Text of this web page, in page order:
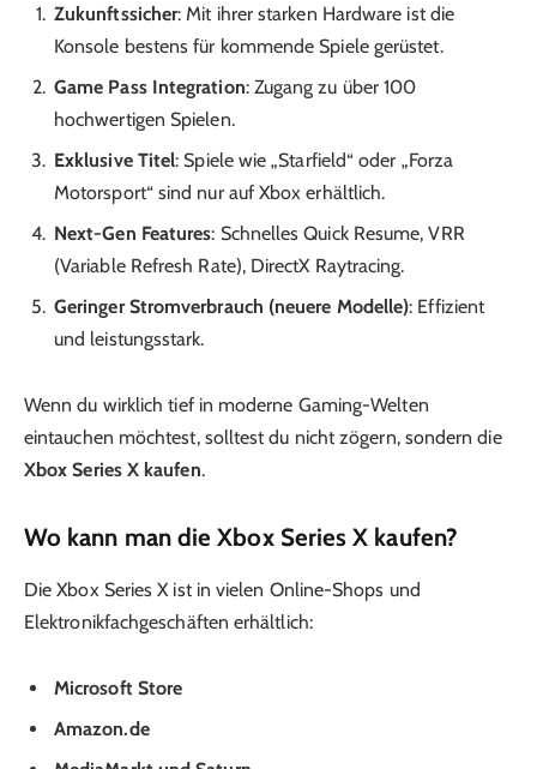
Zukunftssicher: Mit ihrer starken Hardware ist die
Konsole bestens für kommende Spiele gerüstet.
Game Pass Integration: Zugang zu über 100
hochwertigen Spielen.
Exklusive Titel: Spiele wie „Starfield“ oder „Forza
Motorsport“ sind nur auf Xbox erhältlich.
Next-Gen Features: Schnelles Quick Resume, VRR
(Variable Refresh Rate), DirectX Raytracing.
Geringer Stromverbrauch (neuere Modelle): Effizient
und leistungsstark.
Wenn du wirklich tief in moderne Gaming-Welten
eintauchen möchtest, solltest du nicht zögern, sondern die
Xbox Series X kaufen.
Wo kann man die Xbox Series X kaufen?
Die Xbox Series X ist in vielen Online-Shops und
Elektronikfachgeschäften erhältlich:
Microsoft Store
Amazon.de